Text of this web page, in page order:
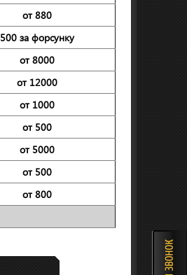
от 880
500 за форсунку
от 8000
от 12000
от 1000
от 500
от 5000
от 500
от 800